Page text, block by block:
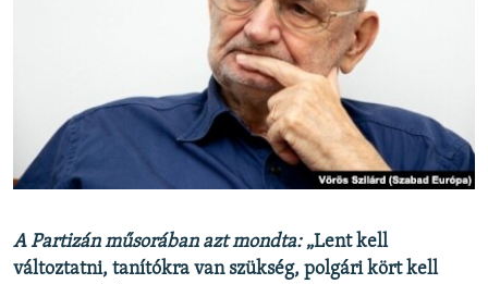
A Partizán műsorában azt mondta: „Lent kell
változtatni, tanítókra van szükség, polgári kört kell